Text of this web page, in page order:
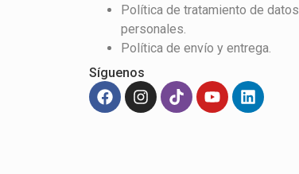
Política de tratamiento de datos
personales.
Política de envío y entrega.
Síguenos